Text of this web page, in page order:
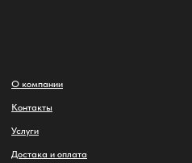
О компании
Контакты
Услуги
Достака и оплата